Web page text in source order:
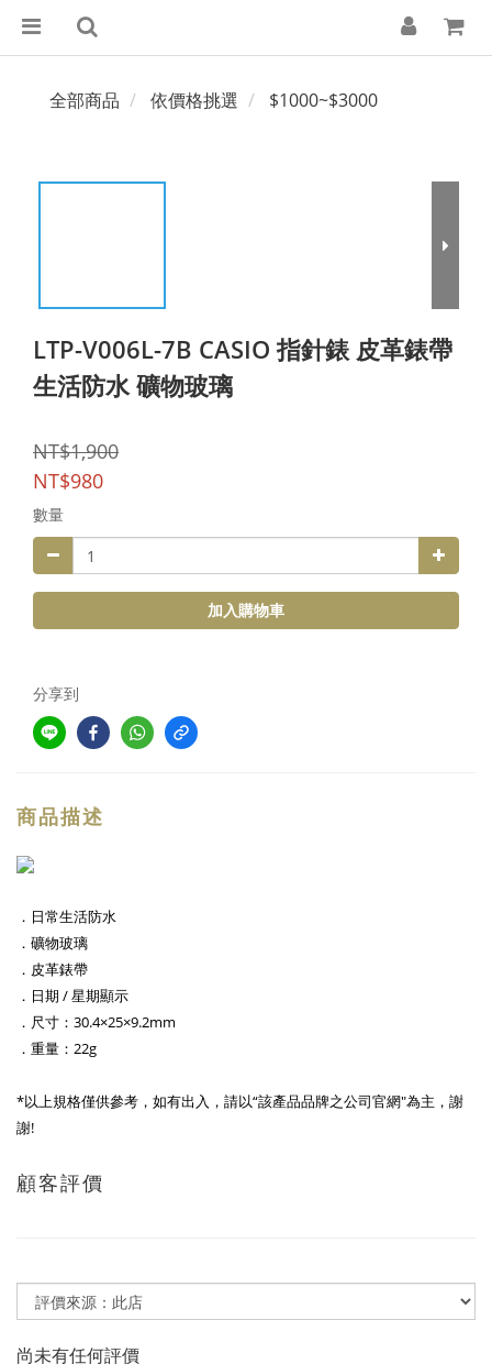
全部商品 依價格挑選 $1000~$3000
LTP-V006L-7B CASIO 指針錶 皮革錶帶
生活防水 礦物玻璃
NT$1,900
NT$980
數量
加入購物車
分享到
商品描述
．日常生活防水
．礦物玻璃
．皮革錶帶
．日期 / 星期顯示
．尺寸：30.4×25×9.2mm
．重量：22g
*以上規格僅供參考，如有出入，請以“該產品品牌之公司官網"為主，謝
謝!
顧客評價
尚未有任何評價